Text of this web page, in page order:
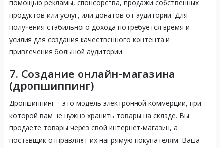
помощью рекламы, спонсорства, продажи собственных
продуктов или услуг, или донатов от аудитории. Для
получения стабильного дохода потребуется время и
усилия для создания качественного контента и
привлечения большой аудитории.
7. Создание онлайн-магазина
(дропшиппинг)
Дропшиппинг – это модель электронной коммерции, при
которой вам не нужно хранить товары на складе. Вы
продаете товары через свой интернет-магазин, а
поставщик отправляет их напрямую покупателям. Ваша